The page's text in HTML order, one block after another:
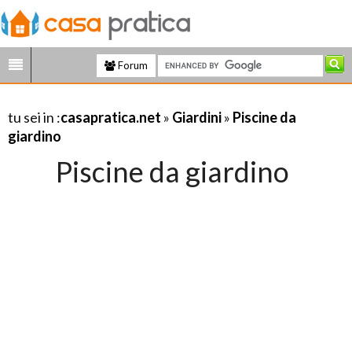
Forum
tu sei in :casapratica.net » Giardini» Piscine da
giardino
Piscine da giardino